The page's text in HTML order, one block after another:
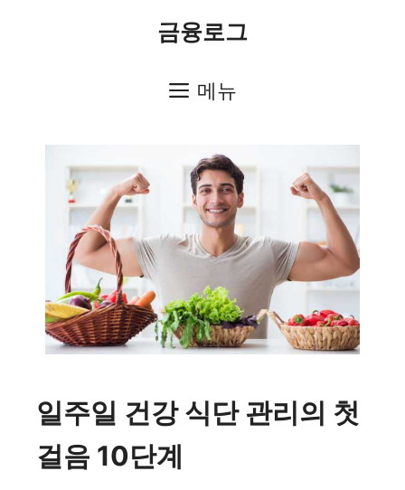
금융로그
메뉴
일주일 건강 식단 관리의 첫
걸음 10단계